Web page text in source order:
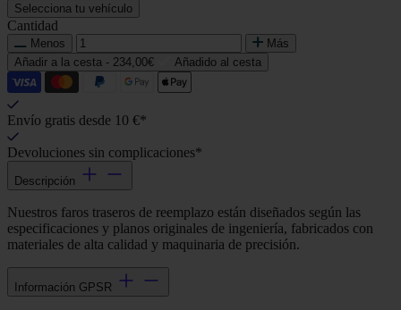
Selecciona tu vehículo
Cantidad
Menos
Más
Añadir a la cesta - 234,00€ Añadido al cesta
Envío gratis desde 10 €*
Devoluciones sin complicaciones*
Descripción
Nuestros faros traseros de reemplazo están diseñados según las
especificaciones y planos originales de ingeniería, fabricados con
materiales de alta calidad y maquinaria de precisión.
Información GPSR